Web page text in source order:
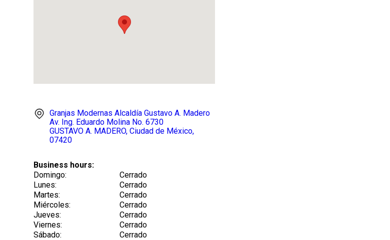
Granjas Modernas Alcaldía Gustavo A. Madero
Av. Ing. Eduardo Molina No. 6730
GUSTAVO A. MADERO, Ciudad de México,
07420
Business hours:
Domingo:
Cerrado
Lunes:
Cerrado
Martes:
Cerrado
Miércoles:
Cerrado
Jueves:
Cerrado
Viernes:
Cerrado
Sábado:
Cerrado